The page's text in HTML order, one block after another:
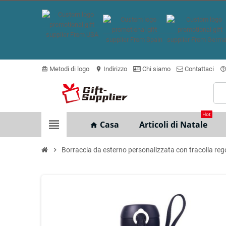
card_giftcard Metodi di logo location_on Indirizzo Chi siamo Contattaci help_outline
view_headline home Casa Articoli di Natale
Hot
chevron_right Borraccia da esterno personalizzata con tracolla